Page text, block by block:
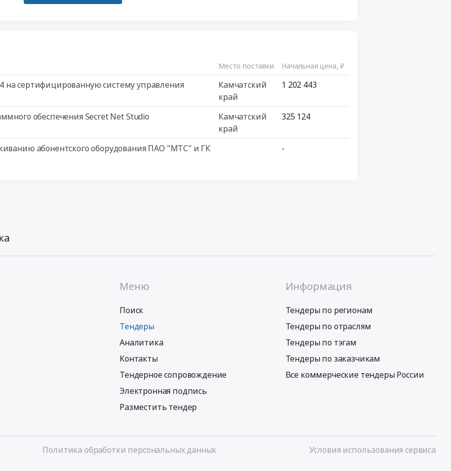
Место поставки Начальная цена, ₽
на сертифицированную систему управления
Камчатский
край
1 202 443
обеспечения Secret Net Studio
Камчатский
край
325 124
абонентского оборудования ПАО "МТС" и ГК
-
Меню
Поиск
Тендеры
Аналитика
Контакты
Тендерное сопровождение
Электронная подпись
Разместить тендер
Информация
Тендеры по регионам
Тендеры по отраслям
Тендеры по тэгам
Тендеры по заказчикам
Все коммерческие тендеры России
Политика обработки персональных данных Условия использования сервиса